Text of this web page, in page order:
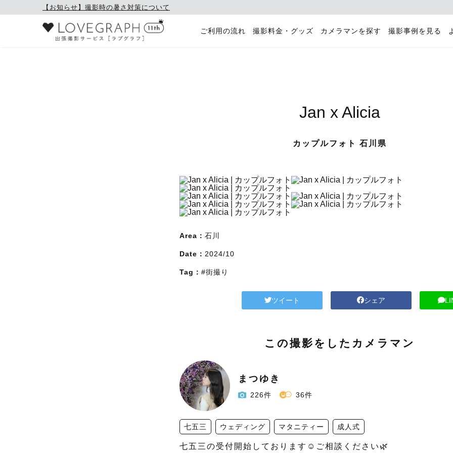
【お知らせ】撮影時の暑さ対策について
ご利用の流れ 撮影料金・グッズ カメラマンを探す 撮影事例を見る
Jan x Alicia
カップルフォト 石川県
Area： 石川
Date： 2024/10
Tag： #街撮り
ツイート シェア
この撮影をしたカメラマン
まつゆき
226件 36件
七五三 ウェディング マタニティー 成人式
七五三の受付開始しております☺️ご相談ください🌿